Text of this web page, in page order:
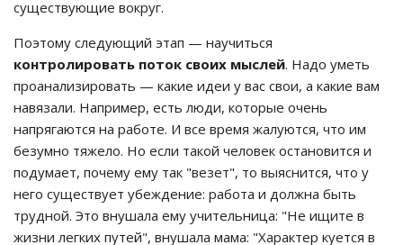
существующие вокруг.
Поэтому следующий этап — научиться
контролировать поток своих мыслей. Надо уметь
проанализировать — какие идеи у вас свои, а какие вам
навязали. Например, есть люди, которые очень
напрягаются на работе. И все время жалуются, что им
безумно тяжело. Но если такой человек остановится и
подумает, почему ему так "везет", то выяснится, что у
него существует убеждение: работа и должна быть
трудной. Это внушала ему учительница: "Не ищите в
жизни легких путей", внушала мама: "Характер куется в